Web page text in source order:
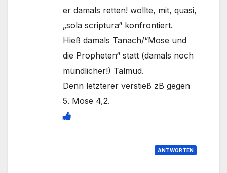
er damals retten! wollte, mit, quasi,
„sola scriptura“ konfrontiert.
Hieß damals Tanach/“Mose und
die Propheten“ statt (damals noch
mündlicher!) Talmud.
Denn letzterer verstieß zB gegen
5. Mose 4,2.
ANTWORTEN